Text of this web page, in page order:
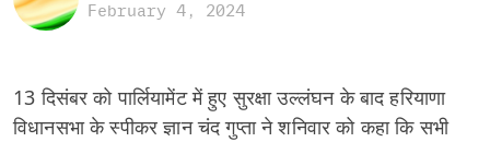
February 4, 2024
13 दिसंबर को पार्लियामेंट में हुए सुरक्षा उल्लंघन के बाद हरियाणा
विधानसभा के स्पीकर ज्ञान चंद गुप्ता ने शनिवार को कहा कि सभी